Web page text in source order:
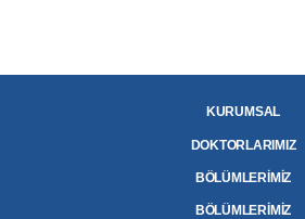
KURUMSAL
DOKTORLARIMIZ
BÖLÜMLERİMİZ
BÖLÜMLERİMİZ